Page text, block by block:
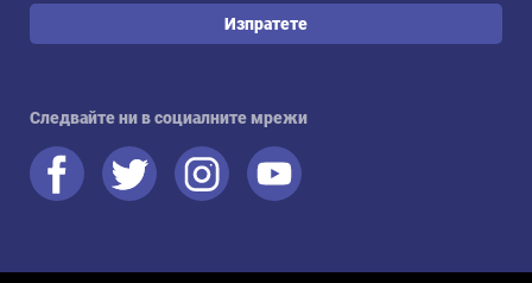
Изпратете
Следвайте ни в социалните мрежи